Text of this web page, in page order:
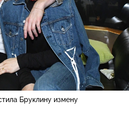
Бруклину измену